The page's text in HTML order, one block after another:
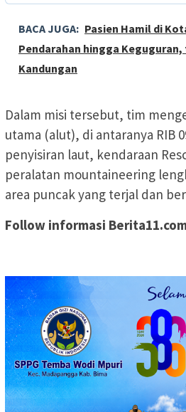
BACA JUGA: Pasien Hamil di
Pendarahan hingga
Kandungan
Dalam misi tersebut, tim
utama (alut), di antaranya RIB
penyisiran laut, kendaraan
peralatan mountaineering
area puncak yang terjal dan
Follow informasi